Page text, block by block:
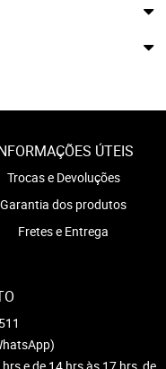
ÚTEIS
Trocas e Devoluções
Garantia dos produtos
Fretes e Entrega